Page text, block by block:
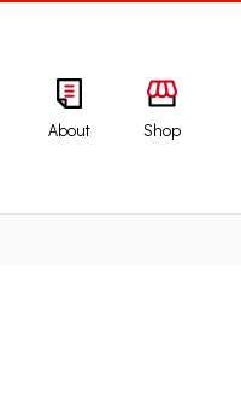
About Shop